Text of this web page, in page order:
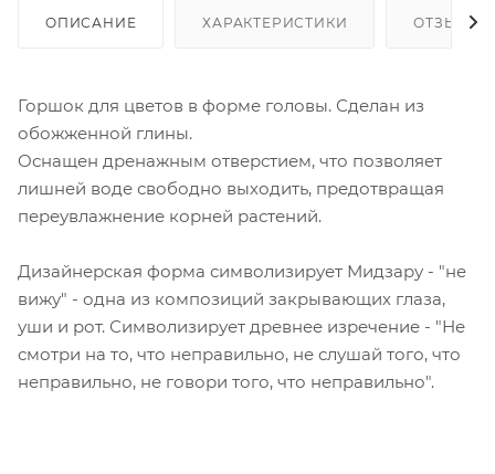
ОПИСАНИЕ ХАРАКТЕРИСТИКИ ОТЗЫВЫ
Горшок для цветов в форме головы. Сделан из
обожженной глины.
Оснащен дренажным отверстием, что позволяет
лишней воде свободно выходить, предотвращая
переувлажнение корней растений.
Дизайнерская форма символизирует Мидзару - "не
вижу" - одна из композиций закрывающих глаза,
уши и рот. Символизирует древнее изречение - "Не
смотри на то, что неправильно, не слушай того, что
неправильно, не говори того, что неправильно".